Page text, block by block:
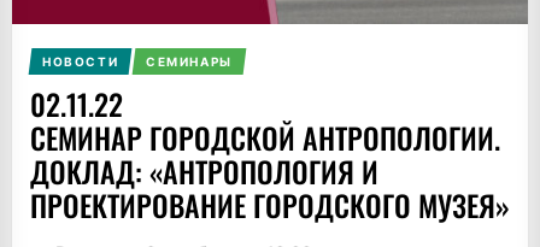
НОВОСТИ СЕМИНАРЫ
02.11.22
СЕМИНАР ГОРОДСКОЙ АНТРОПОЛОГИИ.
ДОКЛАД: «АНТРОПОЛОГИЯ И
ПРОЕКТИРОВАНИЕ ГОРОДСКОГО МУЗЕЯ»